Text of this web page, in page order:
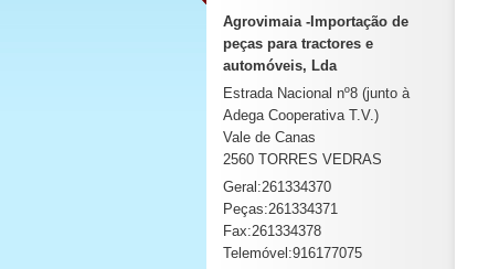
Agrovimaia -Importação de
peças para tractores e
automóveis, Lda
Estrada Nacional nº8 (junto à
Adega Cooperativa T.V.)
Vale de Canas
2560 TORRES VEDRAS
Geral:261334370
Peças:261334371
Fax:261334378
Telemóvel:916177075